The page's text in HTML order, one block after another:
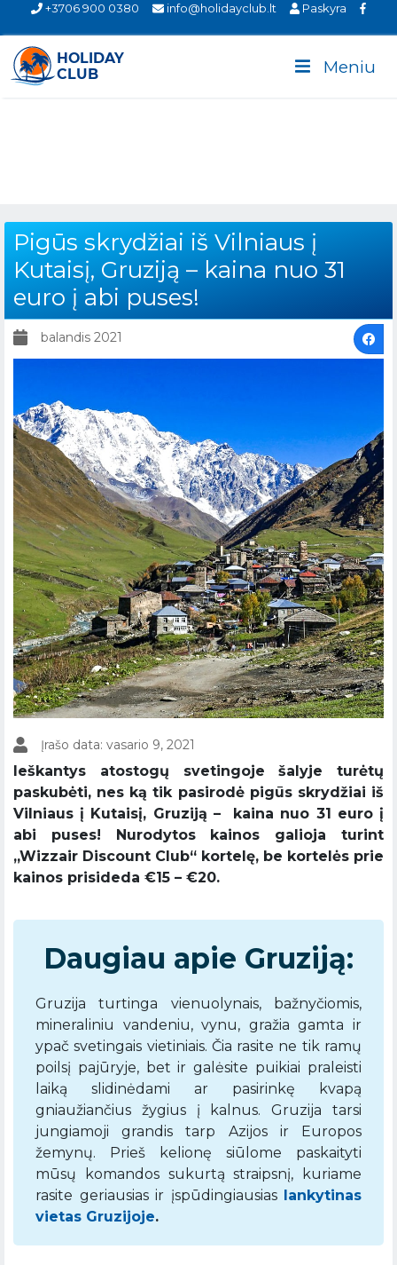
+3706 900 0380 info@holidayclub.lt Paskyra
Meniu
Pigūs skrydžiai iš Vilniaus į
Kutaisį, Gruziją – kaina nuo 31
euro į abi puses!
balandis 2021
Įrašo data: vasario 9, 2021
Ieškantys atostogų svetingoje šalyje turėtų
paskubėti, nes ką tik pasirodė pigūs skrydžiai iš
Vilniaus į Kutaisį, Gruziją – kaina nuo 31 euro į
abi puses! Nurodytos kainos galioja turint
,,Wizzair Discount Club“ kortelę, be kortelės prie
kainos prisideda €15 – €20.
Daugiau apie Gruziją:
Gruzija turtinga vienuolynais, bažnyčiomis,
mineraliniu vandeniu, vynu, gražia gamta ir
ypač svetingais vietiniais. Čia rasite ne tik ramų
poilsį pajūryje, bet ir galėsite puikiai praleisti
laiką slidinėdami ar pasirinkę kvapą
gniaužiančius žygius į kalnus. Gruzija tarsi
jungiamoji grandis tarp Azijos ir Europos
žemynų. Prieš kelionę siūlome paskaityti
mūsų komandos sukurtą straipsnį, kuriame
rasite geriausias ir įspūdingiausias lankytinas
vietas Gruzijoje.